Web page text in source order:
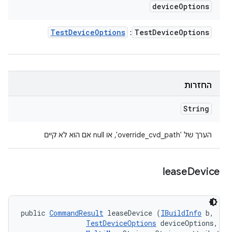
deviceOptions
TestDeviceOptions
:
TestDeviceOptions
החזרות
String
הערך של 'override_cvd_path', או null אם הוא לא קיים
leaseDevice
public CommandResult leaseDevice (IBuildInfo b,
TestDeviceOptions deviceOptions,